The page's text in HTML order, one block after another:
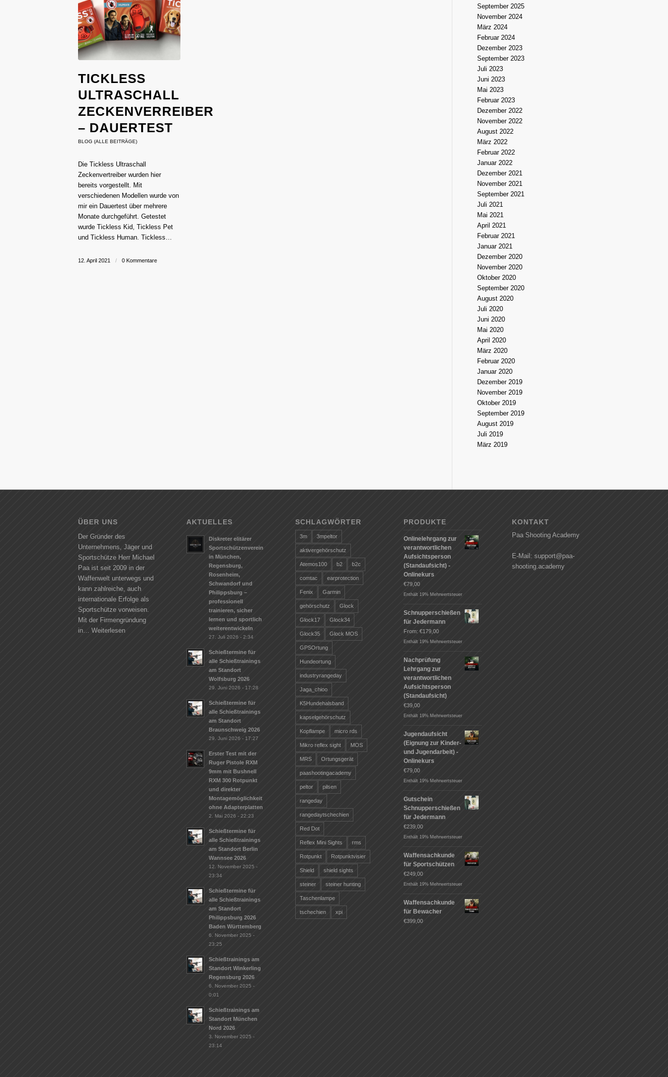
TICKLESS
ULTRASCHALL
ZECKENVERREIBER
– DAUERTEST
BLOG (ALLE BEITRÄGE)
Die Tickless Ultraschall
Zeckenvertreiber wurden hier
bereits vorgestellt. Mit
verschiedenen Modellen wurde von
mir ein Dauertest über mehrere
Monate durchgeführt. Getestet
wurde Tickless Kid, Tickless Pet
und Tickless Human. Tickless…
12. April 2021 / 0 Kommentare
September 2025
November 2024
März 2024
Februar 2024
Dezember 2023
September 2023
Juli 2023
Juni 2023
Mai 2023
Februar 2023
Dezember 2022
November 2022
August 2022
März 2022
Februar 2022
Januar 2022
Dezember 2021
November 2021
September 2021
Juli 2021
Mai 2021
April 2021
Februar 2021
Januar 2021
Dezember 2020
November 2020
Oktober 2020
September 2020
August 2020
Juli 2020
Juni 2020
Mai 2020
April 2020
März 2020
Februar 2020
Januar 2020
Dezember 2019
November 2019
Oktober 2019
September 2019
August 2019
Juli 2019
März 2019
ÜBER UNS
Der Gründer des
Unternehmens, Jäger und
Sportschütze Herr Michael
Paa ist seit 2009 in der
Waffenwelt unterwegs und
kann zahlreiche, auch
internationale Erfolge als
Sportschütze vorweisen.
Mit der Firmengründung
in… Weiterlesen
AKTUELLES
Diskreter elitärer
Sportschützenverein
in München,
Regensburg,
Rosenheim,
Schwandorf und
Philippsburg –
professionell
trainieren, sicher
lernen und sportlich
weiterentwickeln
27. Juli 2026 - 2:34
Schießtermine für
alle Schießtrainings
am Standort
Wolfsburg 2026
29. Juni 2026 - 17:28
Schießtermine für
alle Schießtrainings
am Standort
Braunschweig 2026
29. Juni 2026 - 17:27
Erster Test mit der
Ruger Pistole RXM
9mm mit Bushnell
RXM 300 Rotpunkt
und direkter
Montagemöglichkeit
ohne Adapterplatten
2. Mai 2026 - 22:23
Schießtermine für
alle Schießtrainings
am Standort Berlin
Wannsee 2026
12. November 2025 -
23:34
Schießtermine für
alle Schießtrainings
am Standort
Philippsburg 2026
Baden Württemberg
6. November 2025 -
23:25
Schießtrainings am
Standort Winkerling
Regensburg 2026
6. November 2025 -
0:01
Schießtrainings am
Standort München
Nord 2026
3. November 2025 -
23:14
SCHLAGWÖRTER
3m 3mpeltor
aktivergehörschutz
Atemos100 b2 b2c
comtac earprotection
Fenix Garmin
gehörschutz Glock
Glock17 Glock34
Glock35 Glock MOS
GPSOrtung
Hundeortung
industryrangeday
Jaga_chioo
K5Hundehalsband
kapselgehörschutz
Kopflampe micro rds
Mikro reflex sight MOS
MRS Ortungsgerät
paashootingacademy
peltor pilsen
rangeday
rangedaytschechien
Red Dot
Reflex Mini Sights rms
Rotpunkt Rotpunktvisier
Shield shield sights
steiner steiner hunting
Taschenlampe
tschechien xpi
PRODUKTE
Onlinelehrgang zur
verantwortlichen
Aufsichtsperson
(Standaufsicht) -
Onlinekurs
€79,00
Enthält 19% Mehrwertsteuer
Schnupperschießen
für Jedermann
From:€179,00
Enthält 19% Mehrwertsteuer
Nachprüfung
Lehrgang zur
verantwortlichen
Aufsichtsperson
(Standaufsicht)
€39,00
Enthält 19% Mehrwertsteuer
Jugendaufsicht
(Eignung zur Kinder-
und Jugendarbeit) -
Onlinekurs
€79,00
Enthält 19% Mehrwertsteuer
Gutschein
Schnupperschießen
für Jedermann
€239,00
Enthält 19% Mehrwertsteuer
Waffensachkunde
für Sportschützen
€249,00
Enthält 19% Mehrwertsteuer
Waffensachkunde
für Bewacher
€399,00
KONTAKT
Paa Shooting Academy
E-Mail: support@paa-
shooting.academy